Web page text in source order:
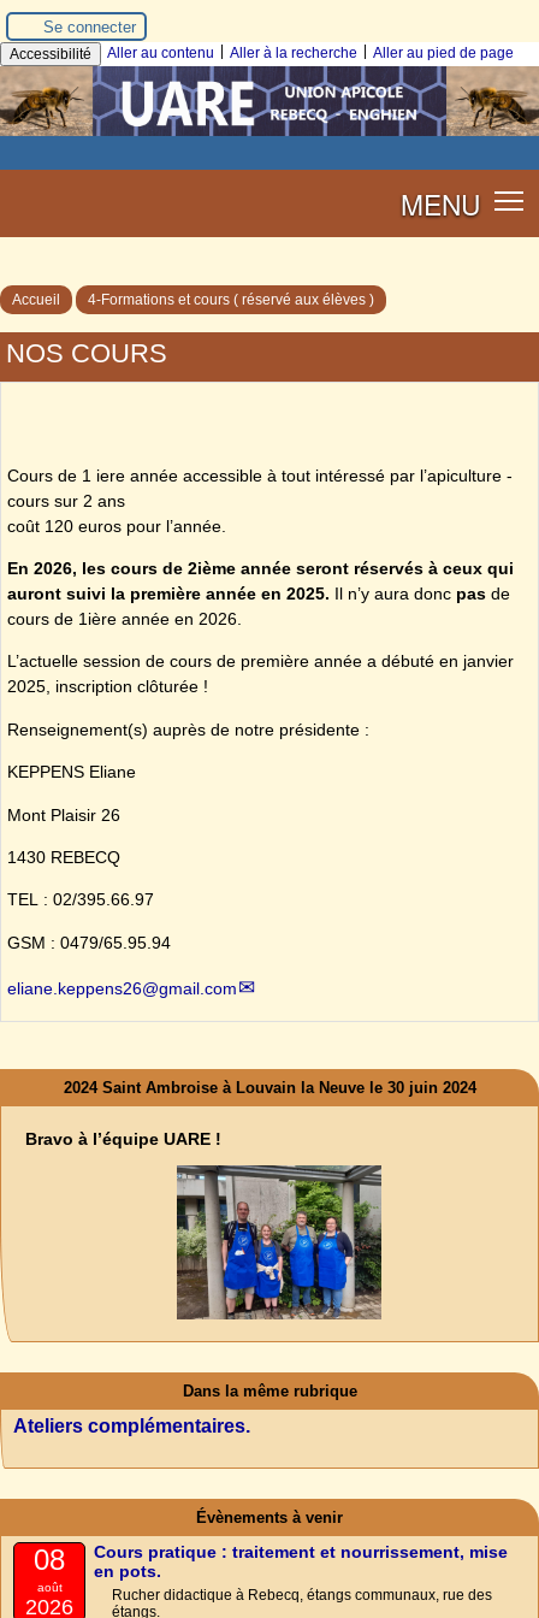
Se connecter
Accessibilité Aller au contenu Aller à la recherche Aller au pied de page
MENU
Accueil 4-Formations et cours ( réservé aux élèves )
NOS COURS
Cours de 1 iere année accessible à tout intéressé par l’apiculture -
cours sur 2 ans
coût 120 euros pour l’année.
En 2026, les cours de 2ième année seront réservés à ceux qui
auront suivi la première année en 2025. Il n’y aura donc pas de
cours de 1ière année en 2026.
L’actuelle session de cours de première année a débuté en janvier
2025, inscription clôturée !
Renseignement(s) auprès de notre présidente :
KEPPENS Eliane
Mont Plaisir 26
1430 REBECQ
TEL : 02/395.66.97
GSM : 0479/65.95.94
eliane.keppens26@gmail.com
2024 Saint Ambroise à Louvain la Neuve le 30 juin 2024
Bravo à l’équipe UARE !
Dans la même rubrique
Ateliers complémentaires.
Évènements à venir
08
août
2026
Cours pratique : traitement et nourrissement, mise
en pots.
Rucher didactique à Rebecq, étangs communaux, rue des
étangs.